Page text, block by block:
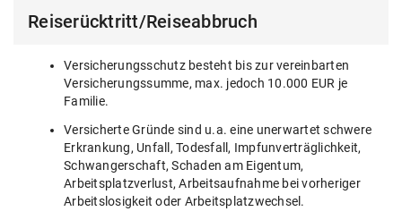
Reiserücktritt/Reiseabbruch
Versicherungsschutz besteht bis zur vereinbarten
Versicherungssumme, max. jedoch 10.000 EUR je
Familie.
Versicherte Gründe sind u.a. eine unerwartet schwere
Erkrankung, Unfall, Todesfall, Impfunverträglichkeit,
Schwangerschaft, Schaden am Eigentum,
Arbeitsplatzverlust, Arbeitsaufnahme bei vorheriger
Arbeitslosigkeit oder Arbeitsplatzwechsel.